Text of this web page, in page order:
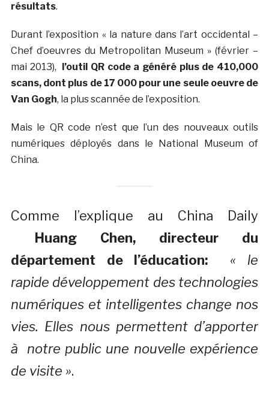
résultats.
Durant l’exposition « la nature dans l’art occidental –
Chef d’oeuvres du Metropolitan Museum » (février –
mai 2013), l’outil QR code a généré plus de 410,000
scans, dont plus de 17 000 pour une seule oeuvre de
Van Gogh, la plus scannée de l’exposition.
Mais le QR code n’est que l’un des nouveaux outils
numériques déployés dans le National Museum of
China.
Comme l’explique au China Daily
Huang Chen, directeur du
département de l’éducation: « le
rapide développement des technologies
numériques et intelligentes change nos
vies. Elles nous permettent d’apporter
à notre public une nouvelle expérience
de visite ».